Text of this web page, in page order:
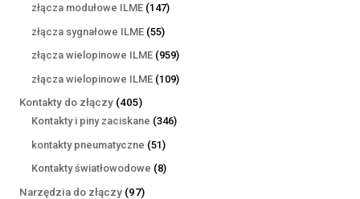
produktów
złącza modułowe ILME 147147
złącza sygnałowe ILME 5555
produktów
złącza wielopinowe ILME 959959
produktów
złącza wielopinowe ILME 109109
Kontakty do złączy 405405
produktów
Kontakty i piny zaciskane 346346
kontakty pneumatyczne 5151
produktów
Kontakty światłowodowe 88
Narzędzia do złączy 9797